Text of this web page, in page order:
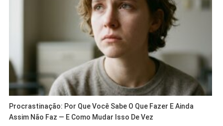
Procrastinação: Por Que Você Sabe O Que Fazer E Ainda
Assim Não Faz — E Como Mudar Isso De Vez